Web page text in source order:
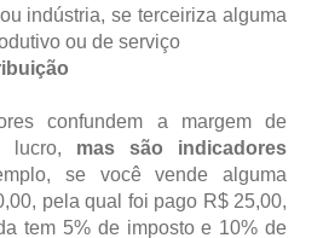
indústria, se terceiriza alguma
ou de serviço
confundem a margem de
lucro, mas são indicadores
se você vende alguma
pela qual foi pago R$ 25,00,
tem 5% de imposto e 10% de